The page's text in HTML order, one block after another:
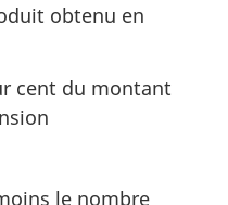
obtenu en
cent du montant
le nombre